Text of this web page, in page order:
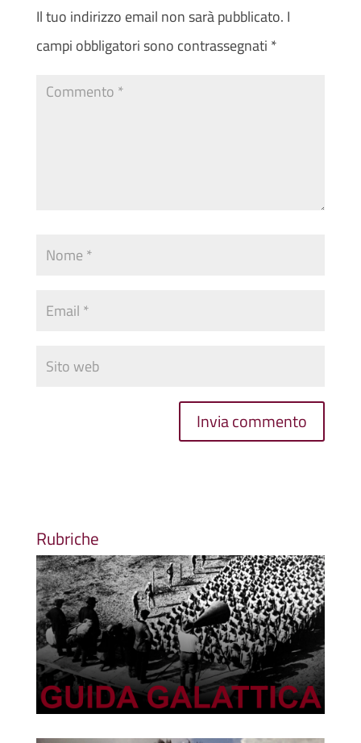
Il tuo indirizzo email non sarà pubblicato. I
campi obbligatori sono contrassegnati *
Rubriche